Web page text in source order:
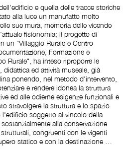
e quella delle tracce storiche
alla luce un manufatto molto
sue mura, memoria delle vicende
fisionomia; il progetto di
un "Villaggio Rurale e Centro
Formazione e
Rurale", ha inteso riproporre le
ed attività museale, già
ponendo, nel metodo d'intervento,
e rendere idonea la struttura
ed alle odierne esigenze funzionali e
stravolgere la struttura e lo spazio
soggetto al vincolo della
alla conservazione
congruenti con le vigenti
statico e con la destinazione